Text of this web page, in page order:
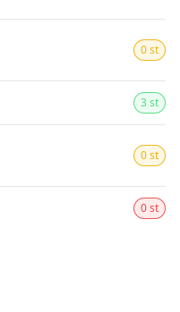
0 st
3 st
0 st
0 st